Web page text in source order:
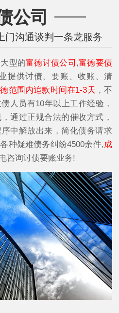
公司
门沟通谈判一条龙服务
型的富德讨债公司 ,富德要债
提供讨债、要账、收账、清
范围内追款时间在1-3天 ，不
人员有10年以上工作经验，
通过正规合法的催收方式，
中解放出来，简化债务请求
种疑难债务纠纷4500余件,成
咨询讨债要账业务!